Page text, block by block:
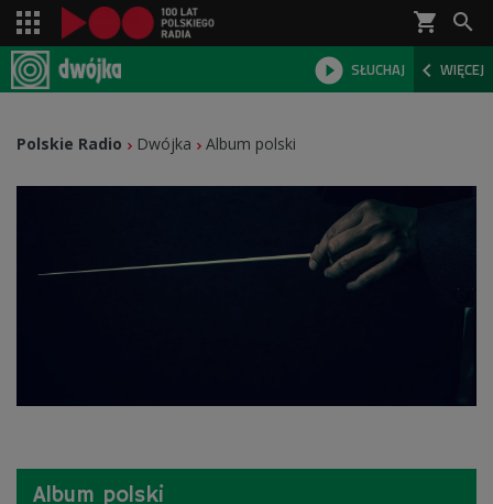
shopping_cart 
 SŁUCHAJ  WIĘCEJ

Polskie Radio Dwójka Album polski
Album polski